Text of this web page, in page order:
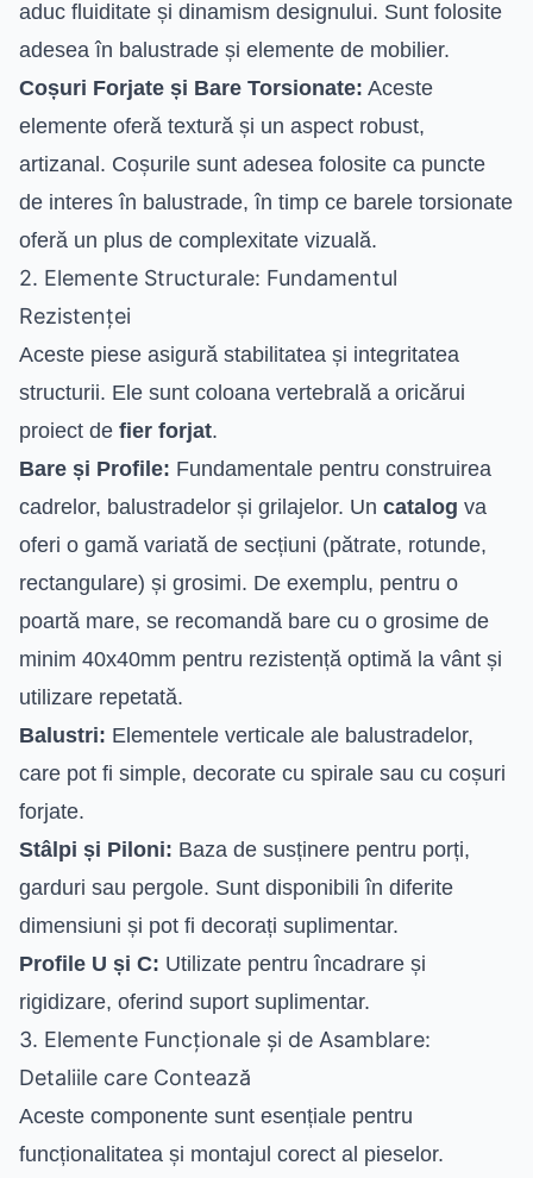
aduc fluiditate și dinamism designului. Sunt folosite
adesea în balustrade și elemente de mobilier.
Coșuri Forjate și Bare Torsionate: Aceste
elemente oferă textură și un aspect robust,
artizanal. Coșurile sunt adesea folosite ca puncte
de interes în balustrade, în timp ce barele torsionate
oferă un plus de complexitate vizuală.
2. Elemente Structurale: Fundamentul
Rezistenței
Aceste piese asigură stabilitatea și integritatea
structurii. Ele sunt coloana vertebrală a oricărui
proiect de fier forjat.
Bare și Profile: Fundamentale pentru construirea
cadrelor, balustradelor și grilajelor. Un catalog va
oferi o gamă variată de secțiuni (pătrate, rotunde,
rectangulare) și grosimi. De exemplu, pentru o
poartă mare, se recomandă bare cu o grosime de
minim 40x40mm pentru rezistență optimă la vânt și
utilizare repetată.
Balustri: Elementele verticale ale balustradelor,
care pot fi simple, decorate cu spirale sau cu coșuri
forjate.
Stâlpi și Piloni: Baza de susținere pentru porți,
garduri sau pergole. Sunt disponibili în diferite
dimensiuni și pot fi decorați suplimentar.
Profile U și C: Utilizate pentru încadrare și
rigidizare, oferind suport suplimentar.
3. Elemente Funcționale și de Asamblare:
Detaliile care Contează
Aceste componente sunt esențiale pentru
funcționalitatea și montajul corect al pieselor.